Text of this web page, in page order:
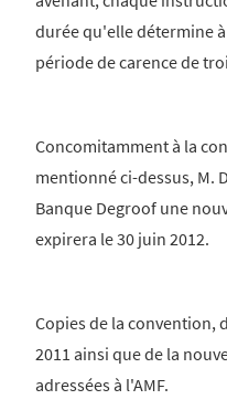
durée qu'elle détermine
période de carence de
Concomitamment à la
mentionné ci-dessus, M.
Banque Degroof une
expirera le 30 juin 2012.
Copies de la convention,
2011 ainsi que de la
adressées à l'AMF.